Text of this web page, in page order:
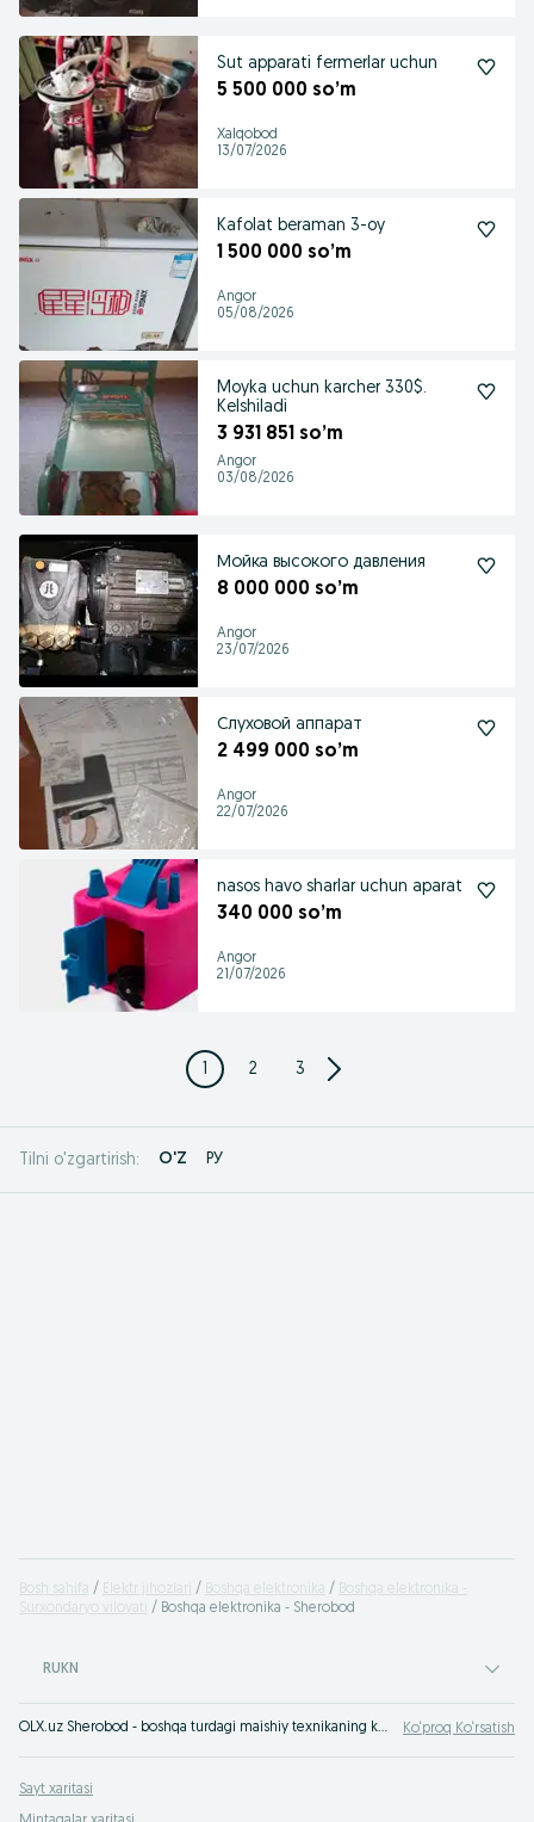
Sut apparati fermerlar uchun
5 500 000 so’m
Xalqobod
13/07/2026
Kafolat beraman 3-oy
1 500 000 so’m
Angor
05/08/2026
Moyka uchun karcher 330$.
Kelshiladi
3 931 851 so’m
Angor
03/08/2026
Мойка высокого давления
8 000 000 so’m
Angor
23/07/2026
Слуховой аппарат
2 499 000 so’m
Angor
22/07/2026
nasos havo sharlar uchun aparat
340 000 so’m
Angor
21/07/2026
1 2 3
Tilni o'zgartirish: O'Z РУ
Bosh sahifa Elektr jihozlari Boshqa elektronika
Boshqa elektronika -
Surxondaryo viloyati
Boshqa elektronika - Sherobod
RUKN
OLX.uz Sherobod - boshqa turdagi maishiy texnikaning keng turdagi assortimenti arzon narxlarda. Turli elektronika vositalarini oson va tez sotib oling. OLX.uz Sherobod - internet bo‘yicha eng yaxshi takliflar! Ko‘proq Ko‘rsatish
Sayt xaritasi